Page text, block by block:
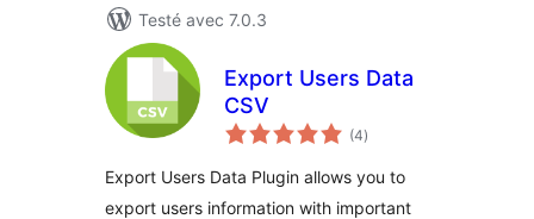
Testé avec 7.0.3
Export Users Data
CSV
(4notes
en
)
Export Users Data Plugin allows you to
export users information with important